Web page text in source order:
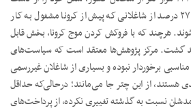
خواهند داد. یعنی بین ۱۲ تا ۲۷ درصد از شاغلانی که پیش از کرونا مشغول به کار
هرچند که با فروکش کردن موج کرونا، بخش قابل
گشت. مرکز پژوهش‌ها معتقد است که سیاست‌های
برخوردار نبوده و بسیاری از شاغلان غیررسمی
هستند، از این چتر جا می‌مانند؛ درحالی‌که حداقل
نسبت به گذشته تغییری نکرده، از پرداخت‌های